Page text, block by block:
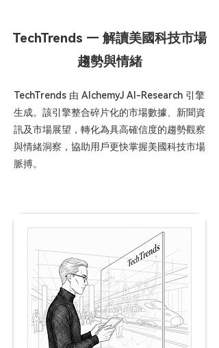
TechTrends — 解讀美國科技市場
趨勢與情緒
TechTrends 由 AlchemyJ AI-Research 引擎
生成。該引擎整合碎片化的市場數據、新聞資
訊及市場展望，轉化為具高確信度的趨勢觀察
與情緒洞察，協助用戶更快掌握美國科技市場
脈搏。